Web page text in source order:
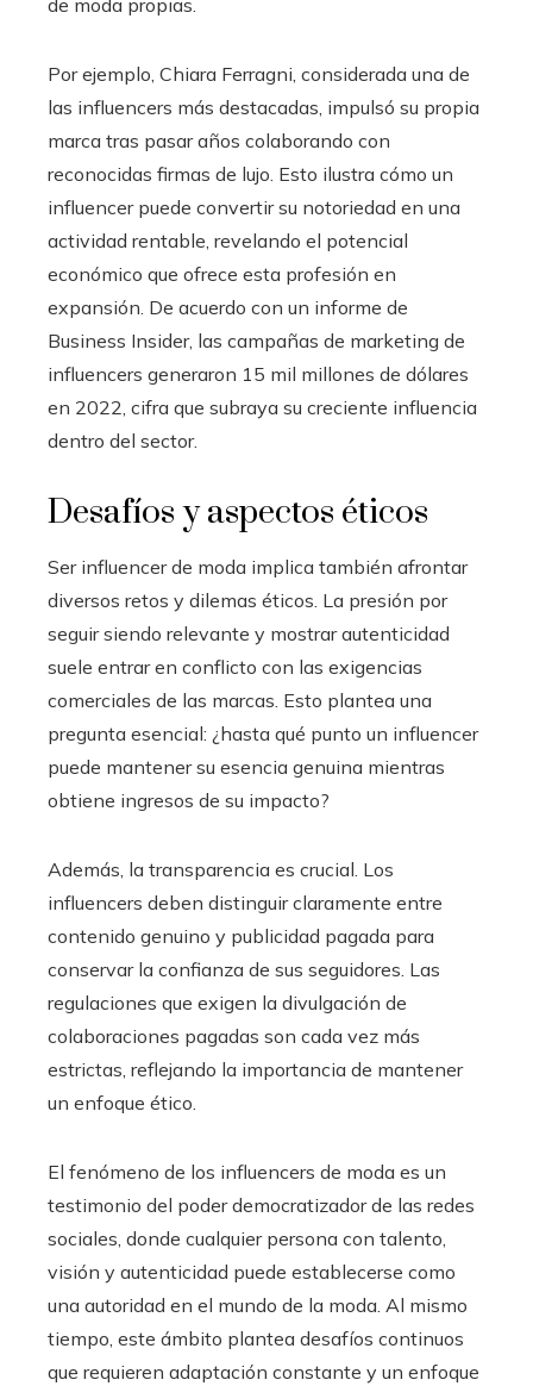
de moda propias.
Por ejemplo, Chiara Ferragni, considerada una de
las influencers más destacadas, impulsó su propia
marca tras pasar años colaborando con
reconocidas firmas de lujo. Esto ilustra cómo un
influencer puede convertir su notoriedad en una
actividad rentable, revelando el potencial
económico que ofrece esta profesión en
expansión. De acuerdo con un informe de
Business Insider, las campañas de marketing de
influencers generaron 15 mil millones de dólares
en 2022, cifra que subraya su creciente influencia
dentro del sector.
Desafíos y aspectos éticos
Ser influencer de moda implica también afrontar
diversos retos y dilemas éticos. La presión por
seguir siendo relevante y mostrar autenticidad
suele entrar en conflicto con las exigencias
comerciales de las marcas. Esto plantea una
pregunta esencial: ¿hasta qué punto un influencer
puede mantener su esencia genuina mientras
obtiene ingresos de su impacto?
Además, la transparencia es crucial. Los
influencers deben distinguir claramente entre
contenido genuino y publicidad pagada para
conservar la confianza de sus seguidores. Las
regulaciones que exigen la divulgación de
colaboraciones pagadas son cada vez más
estrictas, reflejando la importancia de mantener
un enfoque ético.
El fenómeno de los influencers de moda es un
testimonio del poder democratizador de las redes
sociales, donde cualquier persona con talento,
visión y autenticidad puede establecerse como
una autoridad en el mundo de la moda. Al mismo
tiempo, este ámbito plantea desafíos continuos
que requieren adaptación constante y un enfoque